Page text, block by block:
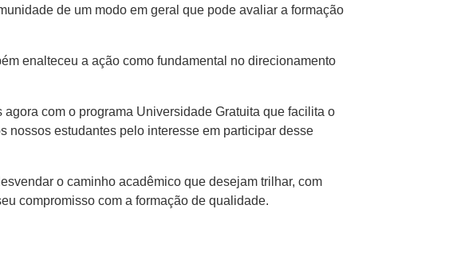
de um modo em geral que pode avaliar a formação
enalteceu a ação como fundamental no direcionamento
com o programa Universidade Gratuita que facilita o
nossos estudantes pelo interesse em participar desse
o caminho acadêmico que desejam trilhar, com
compromisso com a formação de qualidade.